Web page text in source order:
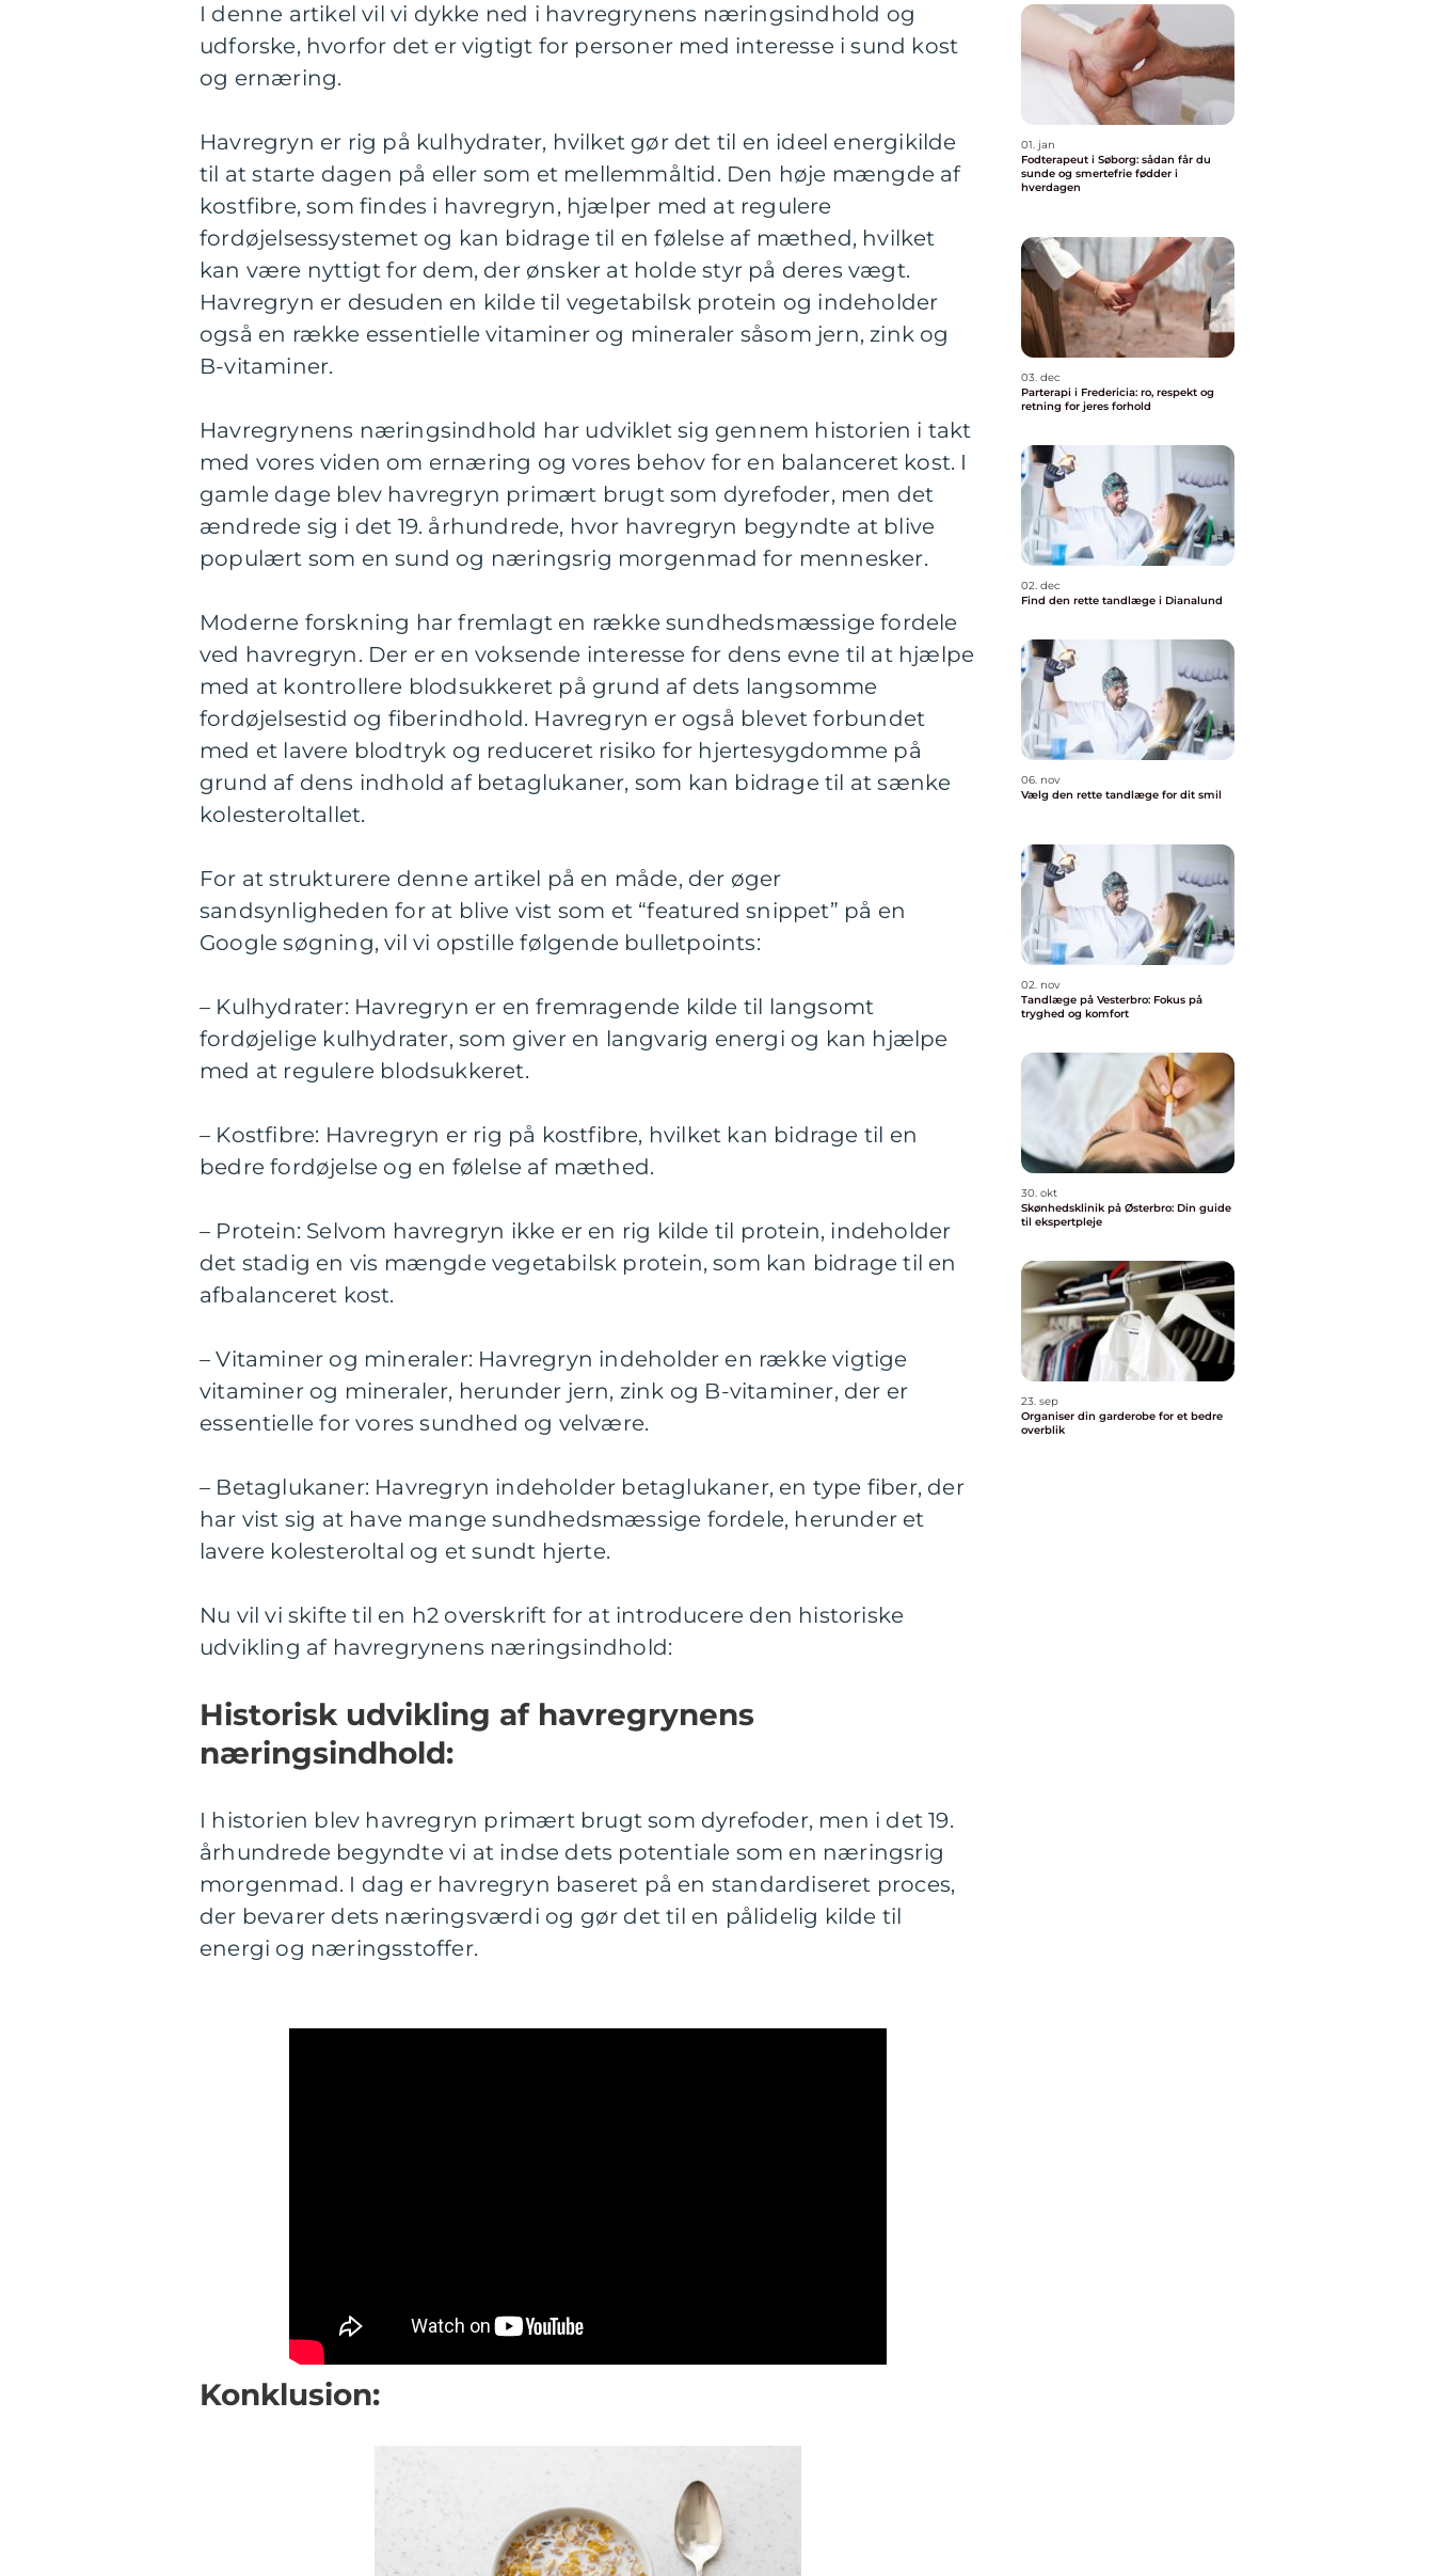
I denne artikel vil vi dykke ned i havregrynens næringsindhold og
udforske, hvorfor det er vigtigt for personer med interesse i sund kost
og ernæring.
Havregryn er rig på kulhydrater, hvilket gør det til en ideel energikilde
til at starte dagen på eller som et mellemmåltid. Den høje mængde af
kostfibre, som findes i havregryn, hjælper med at regulere
fordøjelsessystemet og kan bidrage til en følelse af mæthed, hvilket
kan være nyttigt for dem, der ønsker at holde styr på deres vægt.
Havregryn er desuden en kilde til vegetabilsk protein og indeholder
også en række essentielle vitaminer og mineraler såsom jern, zink og
B-vitaminer.
Havregrynens næringsindhold har udviklet sig gennem historien i takt
med vores viden om ernæring og vores behov for en balanceret kost. I
gamle dage blev havregryn primært brugt som dyrefoder, men det
ændrede sig i det 19. århundrede, hvor havregryn begyndte at blive
populært som en sund og næringsrig morgenmad for mennesker.
Moderne forskning har fremlagt en række sundhedsmæssige fordele
ved havregryn. Der er en voksende interesse for dens evne til at hjælpe
med at kontrollere blodsukkeret på grund af dets langsomme
fordøjelsestid og fiberindhold. Havregryn er også blevet forbundet
med et lavere blodtryk og reduceret risiko for hjertesygdomme på
grund af dens indhold af betaglukaner, som kan bidrage til at sænke
kolesteroltallet.
For at strukturere denne artikel på en måde, der øger
sandsynligheden for at blive vist som et “featured snippet” på en
Google søgning, vil vi opstille følgende bulletpoints:
– Kulhydrater: Havregryn er en fremragende kilde til langsomt
fordøjelige kulhydrater, som giver en langvarig energi og kan hjælpe
med at regulere blodsukkeret.
– Kostfibre: Havregryn er rig på kostfibre, hvilket kan bidrage til en
bedre fordøjelse og en følelse af mæthed.
– Protein: Selvom havregryn ikke er en rig kilde til protein, indeholder
det stadig en vis mængde vegetabilsk protein, som kan bidrage til en
afbalanceret kost.
– Vitaminer og mineraler: Havregryn indeholder en række vigtige
vitaminer og mineraler, herunder jern, zink og B-vitaminer, der er
essentielle for vores sundhed og velvære.
– Betaglukaner: Havregryn indeholder betaglukaner, en type fiber, der
har vist sig at have mange sundhedsmæssige fordele, herunder et
lavere kolesteroltal og et sundt hjerte.
Nu vil vi skifte til en h2 overskrift for at introducere den historiske
udvikling af havregrynens næringsindhold:
Historisk udvikling af havregrynens
næringsindhold:
I historien blev havregryn primært brugt som dyrefoder, men i det 19.
århundrede begyndte vi at indse dets potentiale som en næringsrig
morgenmad. I dag er havregryn baseret på en standardiseret proces,
der bevarer dets næringsværdi og gør det til en pålidelig kilde til
energi og næringsstoffer.
Konklusion:
01. jan
Fodterapeut i Søborg: sådan får du
sunde og smertefrie fødder i
hverdagen
03. dec
Parterapi i Fredericia: ro, respekt og
retning for jeres forhold
02. dec
Find den rette tandlæge i Dianalund
06. nov
Vælg den rette tandlæge for dit smil
02. nov
Tandlæge på Vesterbro: Fokus på
tryghed og komfort
30. okt
Skønhedsklinik på Østerbro: Din guide
til ekspertpleje
23. sep
Organiser din garderobe for et bedre
overblik